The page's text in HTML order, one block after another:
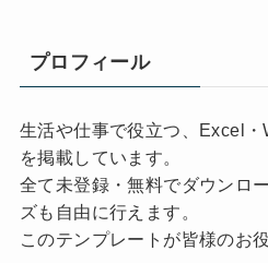
プロフィール
生活や仕事で役立つ、Excel・
を掲載しています。
全て未登録・無料でダウンロ
ズも自由に行えます。
このテンプレートが皆様のお